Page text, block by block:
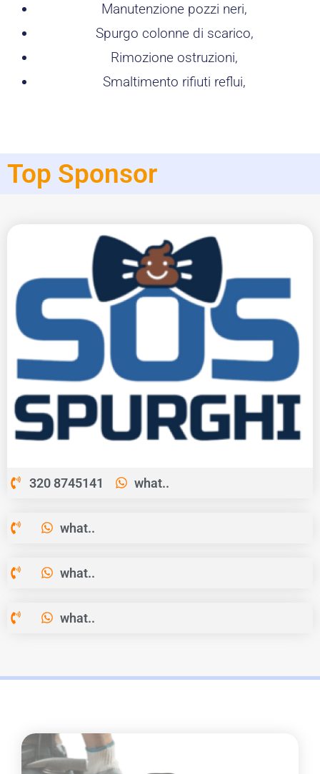
Manutenzione pozzi neri,
Spurgo colonne di scarico,
Rimozione ostruzioni,
Smaltimento rifiuti reflui,
Top Sponsor
320 8745141 what..
what..
what..
what..